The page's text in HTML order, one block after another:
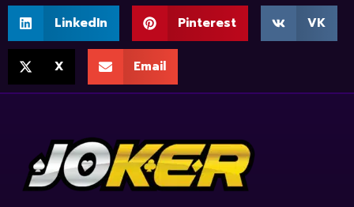
LinkedIn Pinterest VK
X Email